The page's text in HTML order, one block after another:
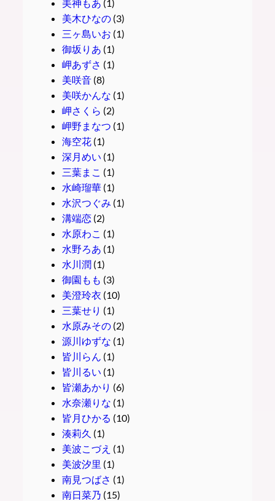
美神もあ (1)
美木ひなの(3)
三ヶ島いお (1)
御坂りあ (1)
岬あずさ (1)
美咲音(8)
美咲かんな (1)
岬さくら (2)
岬野まなつ (1)
海空花(1)
深月めい (1)
三葉まこ (1)
水崎瑠華(1)
水沢つぐみ (1)
溝端恋(2)
水原わこ (1)
水野ろあ (1)
水川潤(1)
御園もも (3)
美澄玲衣 (10)
三葉せり (1)
水原みその(2)
源川ゆずな (1)
皆川らん (1)
皆川るい (1)
皆瀬あかり (6)
水奈瀬りな (1)
皆月ひかる (10)
湊莉久 (1)
美波こづえ (1)
美波汐里 (1)
南見つばさ (1)
南日菜乃 (15)